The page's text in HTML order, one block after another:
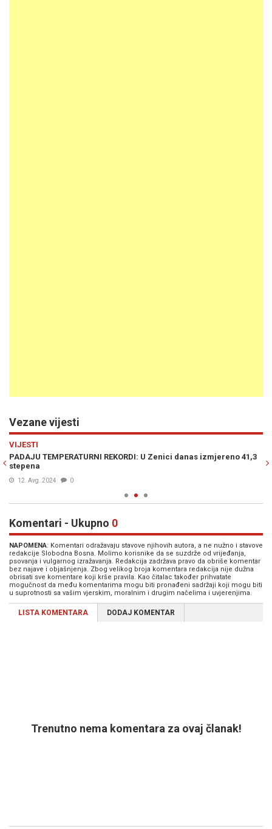
Vezane vijesti
VIJESTI
PADAJU TEMPERATURNI REKORDI: U Zenici danas izmjereno 41,3
stepena
12. Avg. 2024 0
Komentari - Ukupno 0
NAPOMENA: Komentari odražavaju stavove njihovih autora, a ne nužno i stavove
redakcije Slobodna Bosna. Molimo korisnike da se suzdrže od vrijeđanja,
psovanja i vulgarnog izražavanja. Redakcija zadržava pravo da obriše komentar
bez najave i objašnjenja. Zbog velikog broja komentara redakcija nije dužna
obrisati sve komentare koji krše pravila. Kao čitalac također prihvatate
mogućnost da među komentarima mogu biti pronađeni sadržaji koji mogu biti
u suprotnosti sa vašim vjerskim, moralnim i drugim načelima i uvjerenjima.
LISTA KOMENTARA DODAJ KOMENTAR
Trenutno nema komentara za ovaj članak!